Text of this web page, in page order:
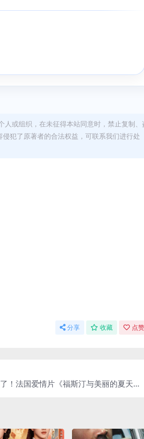
人或组织，在未征得本站同意时，禁止复制、
犯了原著者的合法权益，可联系我们进行处
分享 收藏 点
！法国爱情片《福斯汀与美丽的夏天》